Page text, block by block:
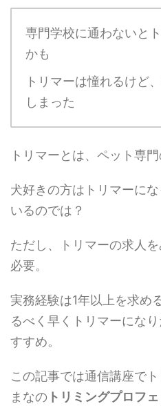
専門学校に通わないと
かも
トリマーは憧れるけど
しまった
トリマーとは、ペット専
犬好きの方はトリマーに
いるのでは？
ただし、トリマーの求人
必要。
実務経験は1年以上を求め
るべく早くトリマーにな
すすめ。
この記事では通信講座で
まなの トリミングプロフ